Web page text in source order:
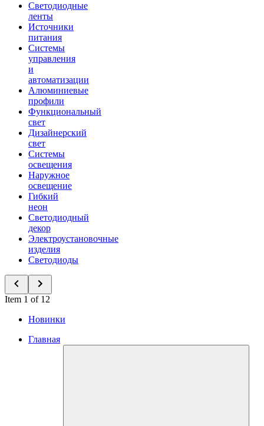
Светодиодные
ленты
Источники
питания
Системы
управления
и
автоматизации
Алюминиевые
профили
Функциональный
свет
Дизайнерский
свет
Системы
освещения
Наружное
освещение
Гибкий
неон
Светодиодный
декор
Электроустановочные
изделия
Светодиоды
Item 1 of 12
Новинки
Главная